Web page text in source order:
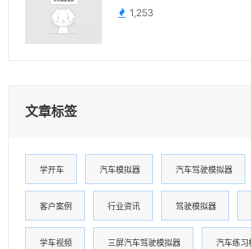
1,253
文章标签
学开车 汽车模拟器 汽车驾驶模拟器
客户案例 行业资讯 驾驶模拟器
学车视频 三屏汽车驾驶模拟器 汽车练习